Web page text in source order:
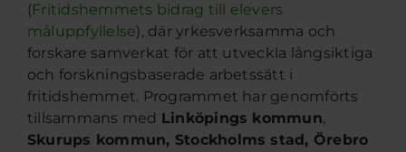
(Fritidshemmets bidrag till elevers
måluppfyllelse), där yrkesverksamma och
forskare samverkat för att utveckla långsiktiga
och forskningsbaserade arbetssätt i
fritidshemmet. Programmet har genomförts
tillsammans med Linköpings kommun,
Skurups kommun, Stockholms stad, Örebro